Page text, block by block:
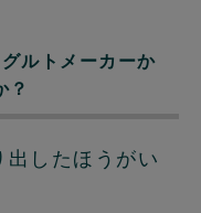
ルトメーカーか
？
したほうがい